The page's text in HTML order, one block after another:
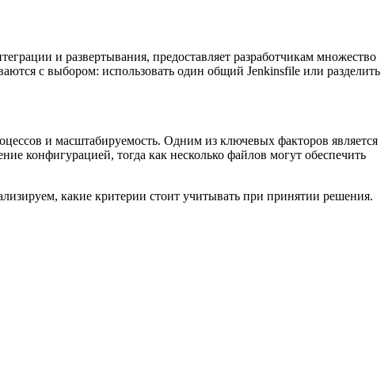
и развертывания, предоставляет разработчикам множество
с выбором: использовать один общий Jenkinsfile или разделить
и масштабируемость. Одним из ключевых факторов является
конфигурацией, тогда как несколько файлов могут обеспечить
какие критерии стоит учитывать при принятии решения.